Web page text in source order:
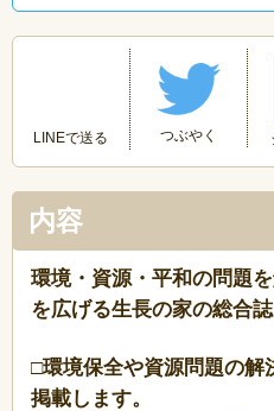
LINEで送る つぶやく
内容
環境・資源・平和の問題
を広げる生長の家の総合誌
□環境保全や資源問題の解
掲載します。